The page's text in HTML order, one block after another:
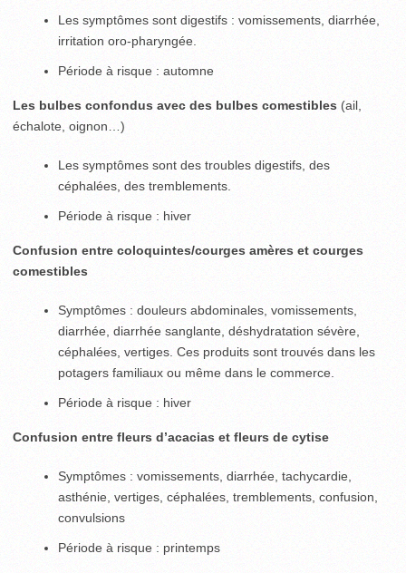
Les symptômes sont digestifs : vomissements, diarrhée,
irritation oro-pharyngée.
Période à risque : automne
Les bulbes confondus avec des bulbes comestibles (ail,
échalote, oignon…)
Les symptômes sont des troubles digestifs, des
céphalées, des tremblements.
Période à risque : hiver
Confusion entre coloquintes/courges amères et courges
comestibles
Symptômes : douleurs abdominales, vomissements,
diarrhée, diarrhée sanglante, déshydratation sévère,
céphalées, vertiges. Ces produits sont trouvés dans les
potagers familiaux ou même dans le commerce.
Période à risque : hiver
Confusion entre fleurs d’acacias et fleurs de cytise
Symptômes : vomissements, diarrhée, tachycardie,
asthénie, vertiges, céphalées, tremblements, confusion,
convulsions
Période à risque : printemps